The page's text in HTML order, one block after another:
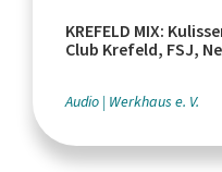
KREFELD MIX:
Club Krefeld, FSJ,
Audio Werkhaus e. V.